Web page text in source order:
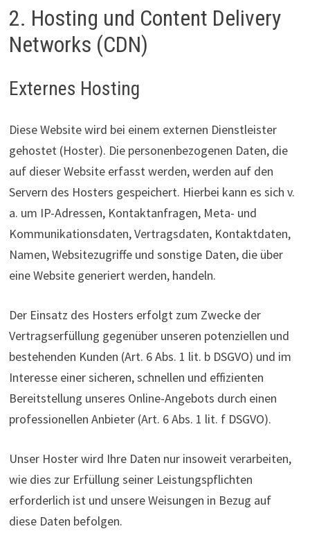
2. Hosting und Content Delivery
Networks (CDN)
Externes Hosting
Diese Website wird bei einem externen Dienstleister
gehostet (Hoster). Die personenbezogenen Daten, die
auf dieser Website erfasst werden, werden auf den
Servern des Hosters gespeichert. Hierbei kann es sich v.
a. um IP-Adressen, Kontaktanfragen, Meta- und
Kommunikationsdaten, Vertragsdaten, Kontaktdaten,
Namen, Websitezugriffe und sonstige Daten, die über
eine Website generiert werden, handeln.
Der Einsatz des Hosters erfolgt zum Zwecke der
Vertragserfüllung gegenüber unseren potenziellen und
bestehenden Kunden (Art. 6 Abs. 1 lit. b DSGVO) und im
Interesse einer sicheren, schnellen und effizienten
Bereitstellung unseres Online-Angebots durch einen
professionellen Anbieter (Art. 6 Abs. 1 lit. f DSGVO).
Unser Hoster wird Ihre Daten nur insoweit verarbeiten,
wie dies zur Erfüllung seiner Leistungspflichten
erforderlich ist und unsere Weisungen in Bezug auf
diese Daten befolgen.